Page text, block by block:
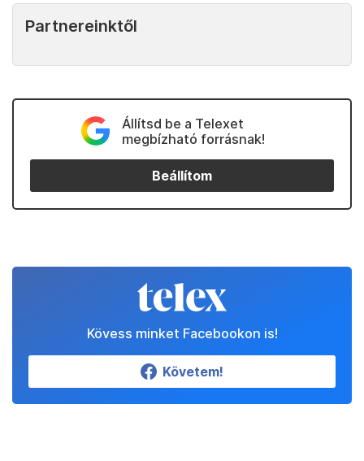
Partnereinktől
Állítsd be a Telexet
megbízható forrásnak!
Beállítom
Kövess minket Facebookon is!
Követem!